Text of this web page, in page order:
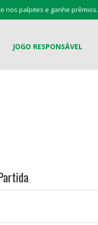
nos palpites e ganhe prêmios.
JOGO RESPONSÁVEL